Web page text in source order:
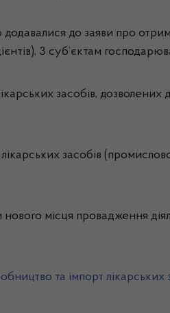
до заяви про
3 суб’єктам
засобів, дозволених
засобів
місця провадження
та імпорт лікарських